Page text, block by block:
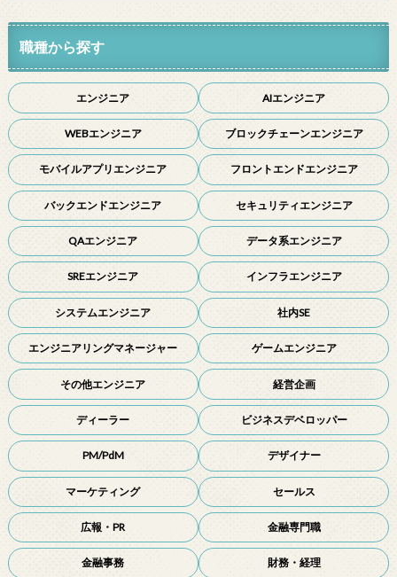
職種から探す
エンジニア AIエンジニア
WEBエンジニア ブロックチェーンエンジニア
モバイルアプリエンジニア フロントエンドエンジニア
バックエンドエンジニア セキュリティエンジニア
QAエンジニア データ系エンジニア
SREエンジニア インフラエンジニア
システムエンジニア 社内SE
エンジニアリングマネージャー ゲームエンジニア
その他エンジニア 経営企画
ディーラー ビジネスデベロッパー
PM/PdM デザイナー
マーケティング セールス
広報・PR 金融専門職
金融事務 財務・経理